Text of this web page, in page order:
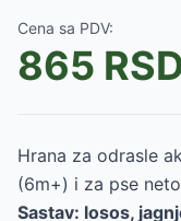
Cena sa PDV:
865
Hrana za odrasle
(6m+) i za pse
Sastav: losos,